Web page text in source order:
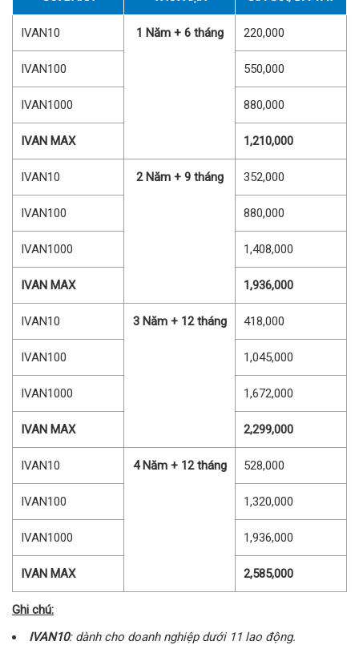
IVAN10 1 Năm + 6 tháng 220,000
IVAN100 550,000
IVAN1000 880,000
IVAN MAX 1,210,000
IVAN10 2 Năm + 9 tháng 352,000
IVAN100 880,000
IVAN1000 1,408,000
IVAN MAX 1,936,000
IVAN10 3 Năm + 12 tháng 418,000
IVAN100 1,045,000
IVAN1000 1,672,000
IVAN MAX 2,299,000
IVAN10 4 Năm + 12 tháng 528,000
IVAN100 1,320,000
IVAN1000 1,936,000
IVAN MAX 2,585,000
Ghi chú:
IVAN10: dành cho doanh nghiệp dưới 11 lao động.